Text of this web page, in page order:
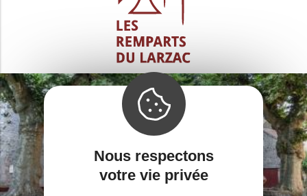
Nous respectons
votre vie privée